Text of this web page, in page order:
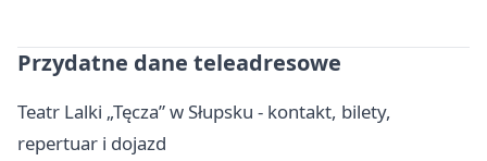
Przydatne dane teleadresowe
Teatr Lalki „Tęcza” w Słupsku - kontakt, bilety,
repertuar i dojazd